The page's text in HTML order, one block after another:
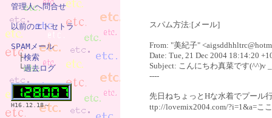
スパム方法:[メール]
From: "美紀子"
Date: Tue, 21 Dec 2004 18:14:20
Subject: こんにちわ真菜です(^^)v
----
先日ねちょっとHな水着でプール
ttp://lovemix2004.com/?i=1&a=こ
管理人へ問合せ
以前のエトセトラ
SPAMメール
├検索
└過去ログ
H16.12.18～